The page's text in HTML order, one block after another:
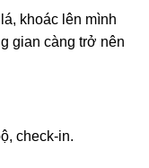
khoác lên mình
gian càng trở nên
check-in.